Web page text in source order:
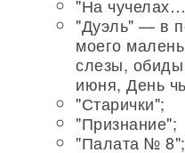
"На
"Дуэль" — в
моего
слезы,
июня, День
"Старички";
"Признание";
"Палата № 8";